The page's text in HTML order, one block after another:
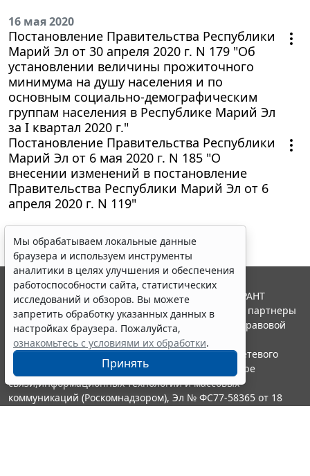
16 мая 2020
Постановление Правительства Республики
Марий Эл от 30 апреля 2020 г. N 179 "Об
установлении величины прожиточного
минимума на душу населения и по
основным социально-демографическим
группам населения в Республике Марий Эл
за I квартал 2020 г."
Постановление Правительства Республики
Марий Эл от 6 мая 2020 г. N 185 "О
внесении изменений в постановление
Правительства Республики Марий Эл от 6
апреля 2020 г. N 119"
Мы обрабатываем локальные данные
браузера и используем инструменты
аналитики в целях улучшения и обеспечения
работоспособности сайта, статистических
исследований и обзоров. Вы можете
запретить обработку указанных данных в
настройках браузера. Пожалуйста,
ознакомьтесь с условиями их обработки.
Принять
© ООО "НПП "ГАРАНТ-СЕРВИС", 2026. Система ГАРАНТ
выпускается с 1990 года. Компания "Гарант" и ее партнеры
являются участниками Российской ассоциации правовой
информации ГАРАНТ.
Портал ГАРАНТ.РУ зарегистрирован в качестве сетевого
издания Федеральной службой по надзору в сфере
связи,информационных технологий и массовых
коммуникаций (Роскомнадзором), Эл № ФС77-58365 от 18